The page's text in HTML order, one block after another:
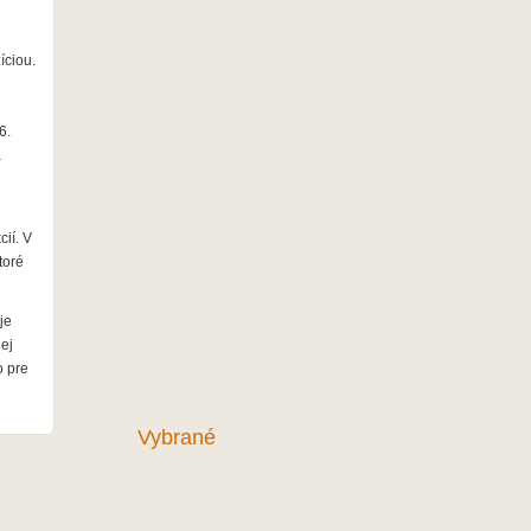
V
pre
Vybrané